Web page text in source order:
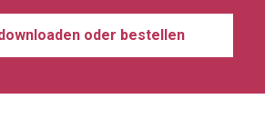
oder bestellen